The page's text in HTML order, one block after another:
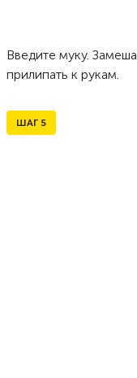
Введите муку.
прилипать к рукам.
ШАГ 5